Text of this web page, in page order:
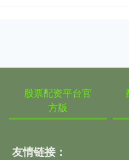
股票配资平台官
方版
友情链接：